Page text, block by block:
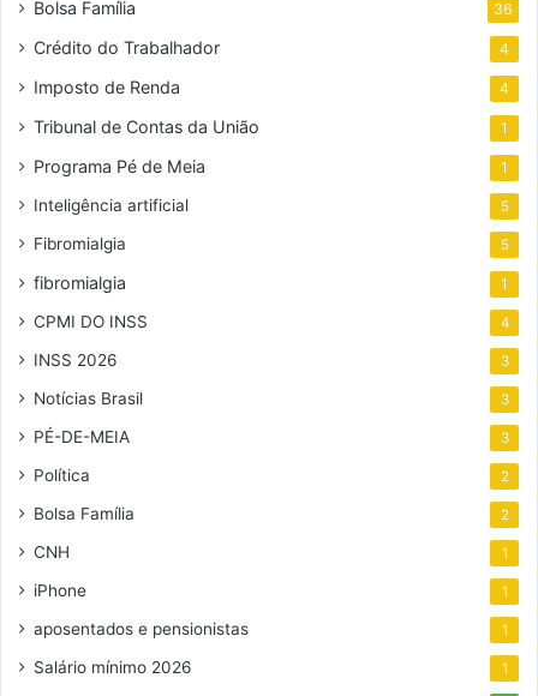
Bolsa Família 36
Crédito do Trabalhador 4
Imposto de Renda 4
Tribunal de Contas da União 1
Programa Pé de Meia 1
Inteligência artificial 5
Fibromialgia 5
fibromialgia 1
CPMI DO INSS 4
INSS 2026 3
Notícias Brasil 3
PÉ-DE-MEIA 3
Política 2
Bolsa Família 2
CNH 1
iPhone 1
aposentados e pensionistas 1
Salário mínimo 2026 1